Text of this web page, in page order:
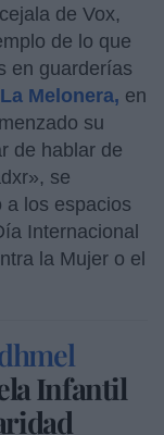
de Vox,
de lo que
en guarderías
Melonera, en
su
de hablar de
se
a los espacios
Internacional
la Mujer o el
Infantil